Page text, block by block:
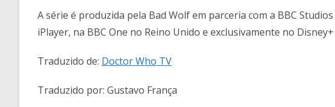
A série é produzida pela Bad Wolf em parceria com a BBC
iPlayer, na BBC One no Reino Unido e exclusivamente no
Traduzido de: Doctor Who TV
Traduzido por: Gustavo França